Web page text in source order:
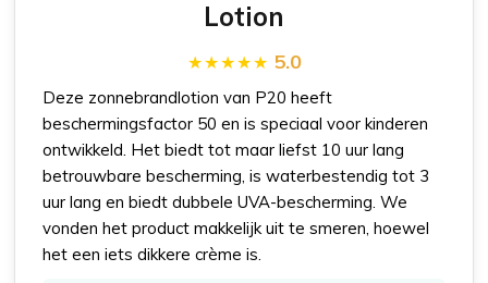
Lotion
5.0
Deze zonnebrandlotion van P20 heeft
beschermingsfactor 50 en is speciaal voor kinderen
ontwikkeld. Het biedt tot maar liefst 10 uur lang
betrouwbare bescherming, is waterbestendig tot 3
uur lang en biedt dubbele UVA-bescherming. We
vonden het product makkelijk uit te smeren, hoewel
het een iets dikkere crème is.